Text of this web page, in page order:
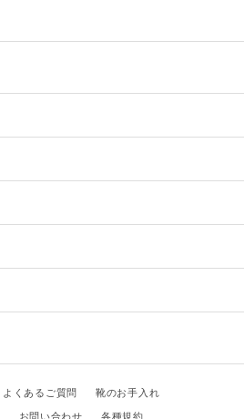
よくあるご質問
靴のお手入れ
お問い合わせ 各種規約